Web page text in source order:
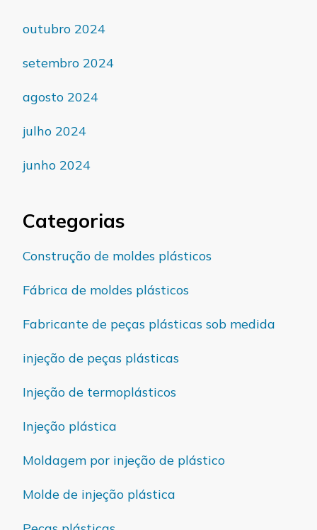
outubro 2024
setembro 2024
agosto 2024
julho 2024
junho 2024
Categorias
Construção de moldes plásticos
Fábrica de moldes plásticos
Fabricante de peças plásticas sob medida
injeção de peças plásticas
Injeção de termoplásticos
Injeção plástica
Moldagem por injeção de plástico
Molde de injeção plástica